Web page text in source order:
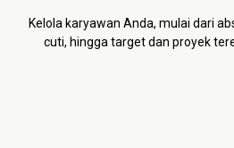
Kelola karyawan Anda, mulai dari
cuti, hingga target dan proyek